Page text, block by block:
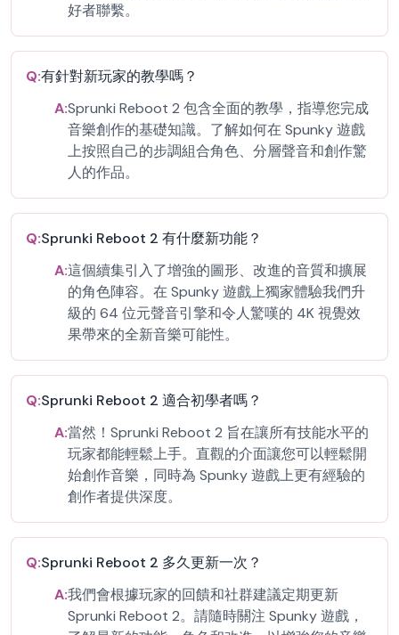
好者聯繫。
Q:有針對新玩家的教學嗎？
A:Sprunki Reboot 2 包含全面的教學，指導您完成
音樂創作的基礎知識。了解如何在 Spunky 遊戲
上按照自己的步調組合角色、分層聲音和創作驚
人的作品。
Q:Sprunki Reboot 2 有什麼新功能？
A:這個續集引入了增強的圖形、改進的音質和擴展
的角色陣容。在 Spunky 遊戲上獨家體驗我們升
級的 64 位元聲音引擎和令人驚嘆的 4K 視覺效
果帶來的全新音樂可能性。
Q:Sprunki Reboot 2 適合初學者嗎？
A:當然！Sprunki Reboot 2 旨在讓所有技能水平的
玩家都能輕鬆上手。直觀的介面讓您可以輕鬆開
始創作音樂，同時為 Spunky 遊戲上更有經驗的
創作者提供深度。
Q:Sprunki Reboot 2 多久更新一次？
A:我們會根據玩家的回饋和社群建議定期更新
Sprunki Reboot 2。請隨時關注 Spunky 遊戲，